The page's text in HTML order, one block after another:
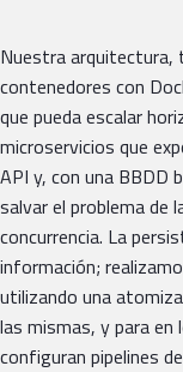
Nuestra
contenedores con
que pueda escalar
microservicios que
API y, con una BBDD
salvar el problema de
concurrencia. La
información;
utilizando una
las mismas, y para
configuran pipelines